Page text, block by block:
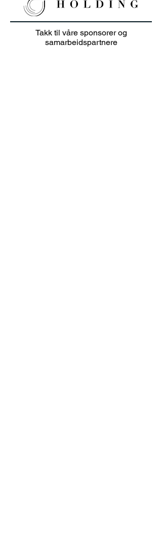
20% sommer salg på
klær i juli 👕🏌️‍♀️
Takk til våre sponsorer og
samarbeidspartnere